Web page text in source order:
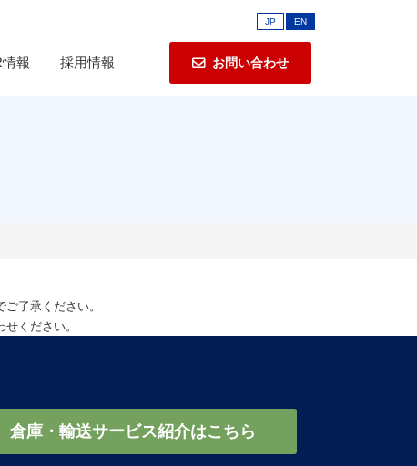
JP EN
情報 採用情報 お問い合わせ
ご了承ください。
ください。
倉庫・輸送サービス紹介はこちら